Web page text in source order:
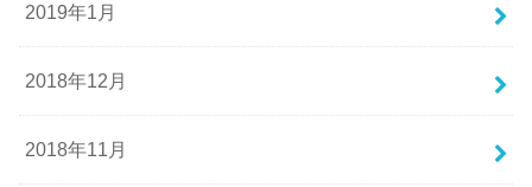
2019年1月
2018年12月
2018年11月